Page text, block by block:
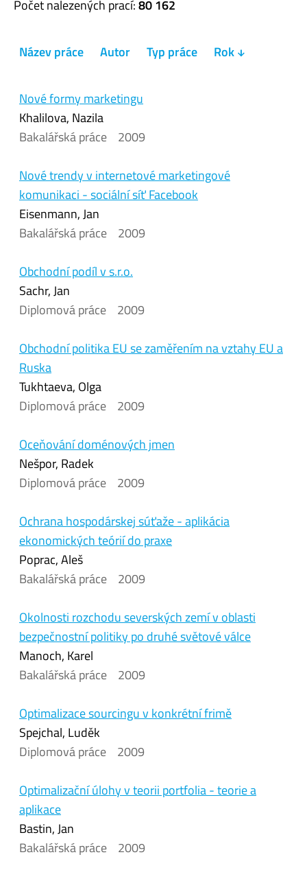
Počet nalezených prací:80 162
Název práce Autor Typ práce Rok ↓
Nové formy marketingu
Khalilova, Nazila
Bakalářská práce
2009
Nové trendy v internetové marketingové
komunikaci - sociální síť Facebook
Eisenmann, Jan
Bakalářská práce
2009
Obchodní podíl v s.r.o.
Sachr, Jan
Diplomová práce
2009
Obchodní politika EU se zaměřením na vztahy EU a
Ruska
Tukhtaeva, Olga
Diplomová práce
2009
Oceňování doménových jmen
Nešpor, Radek
Diplomová práce
2009
Ochrana hospodárskej súťaže - aplikácia
ekonomických teórií do praxe
Poprac, Aleš
Bakalářská práce
2009
Okolnosti rozchodu severských zemí v oblasti
bezpečnostní politiky po druhé světové válce
Manoch, Karel
Bakalářská práce
2009
Optimalizace sourcingu v konkrétní frimě
Spejchal, Luděk
Diplomová práce
2009
Optimalizační úlohy v teorii portfolia - teorie a
aplikace
Bastin, Jan
Bakalářská práce
2009